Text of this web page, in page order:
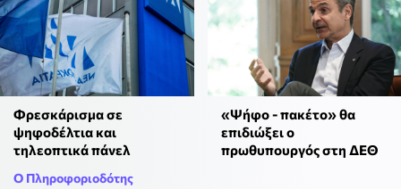
Φρεσκάρισμα σε
ψηφοδέλτια και
τηλεοπτικά πάνελ
Ο Πληροφοριοδότης
«Ψήφο - πακέτο» θα
επιδιώξει ο
πρωθυπουργός στη ΔΕΘ